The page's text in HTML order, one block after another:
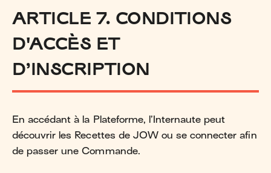
ARTICLE 7. CONDITIONS
D'ACCÈS ET
D’INSCRIPTION
En accédant à la Plateforme, l’Internaute peut
découvrir les Recettes de JOW ou se connecter afin
de passer une Commande.